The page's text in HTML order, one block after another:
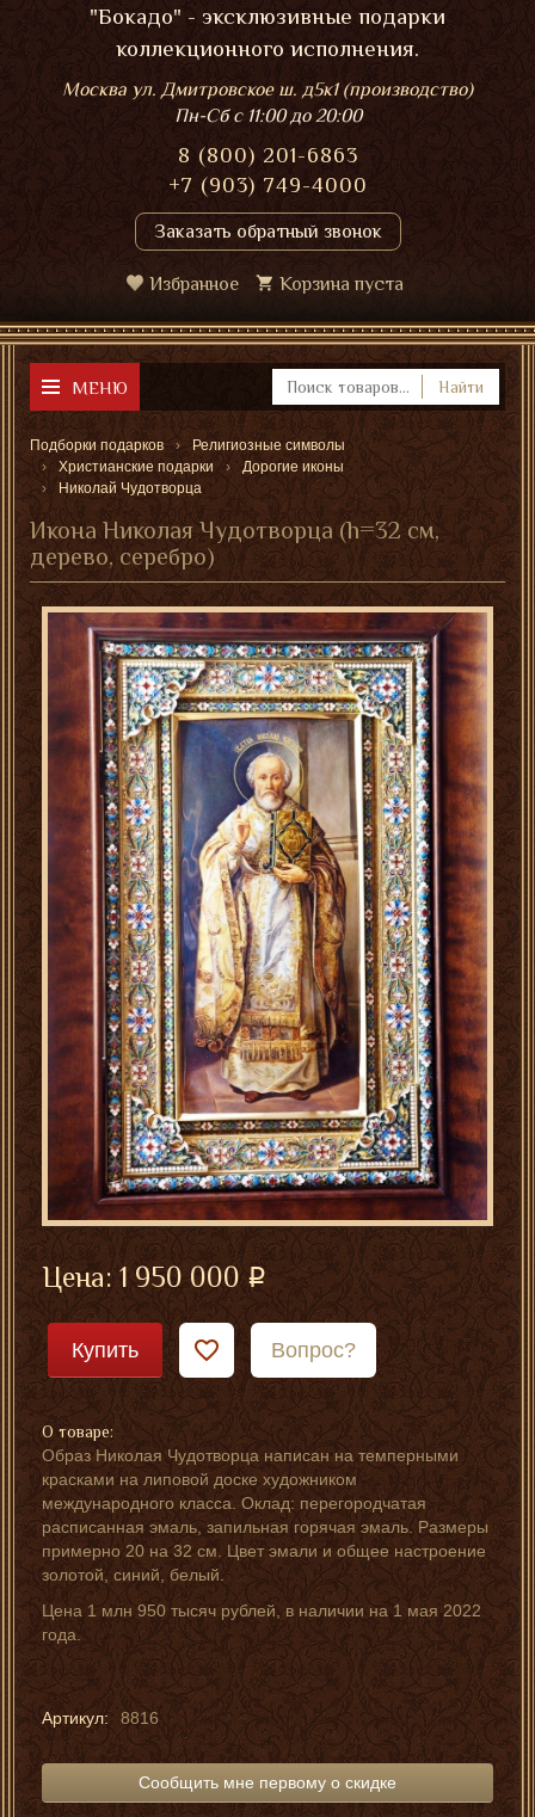
"Бокадо" - эксклюзивные подарки
коллекционного исполнения.
Москва ул. Дмитровское ш. д5к1 (производство)
Пн-Сбс 11:00 до 20:00
8 (800) 201-6863
+7 (903) 749-4000
Заказать обратный звонок
Избранное Корзина пуста
МЕНЮ Найти
Подборки подарков
Религиозные символы
Христианские подарки
Дорогие иконы
Николай Чудотворца
Икона Николая Чудотворца (h=32 см,
дерево, серебро)
Цена:1 950 000
Купить Вопрос?
О товаре:
Образ Николая Чудотворца написан на темперными
красками на липовой доске художником
международного класса. Оклад: перегородчатая
расписанная эмаль, запильная горячая эмаль. Размеры
примерно 20 на 32 см. Цвет эмали и общее настроение
золотой, синий, белый.
Цена 1 млн 950 тысяч рублей, в наличии на 1 мая 2022
года.
Артикул: 8816
Сообщить мне первому о скидке